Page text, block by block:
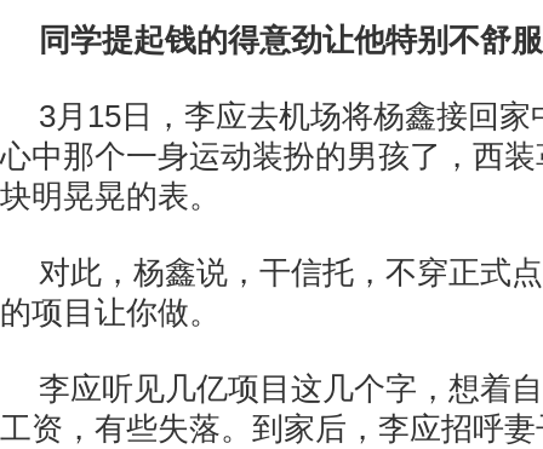
同学提起钱的得意劲让他特别不舒服
3月15日，李应去机场将杨鑫接回
心中那个一身运动装扮的男孩了，西
块明晃晃的表。
对此，杨鑫说，干信托，不穿正式
的项目让你做。
李应听见几亿项目这几个字，想着
工资，有些失落。到家后，李应招呼